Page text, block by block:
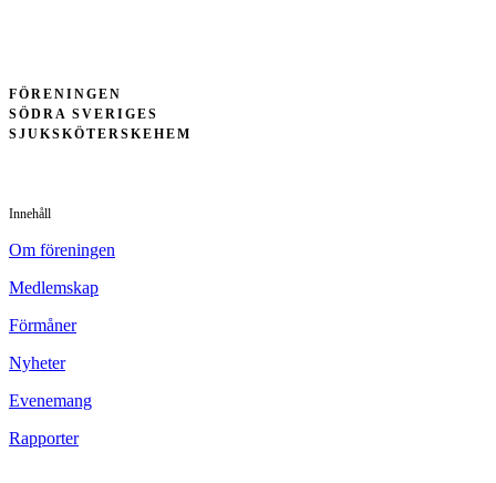
FÖRENINGEN
SÖDRA SVERIGES
SJUKSKÖTERSKEHEM
Innehåll
Om föreningen
Medlemskap
Förmåner
Nyheter
Evenemang
Rapporter